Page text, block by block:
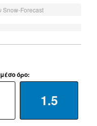
Forecast
όρο:
1.5